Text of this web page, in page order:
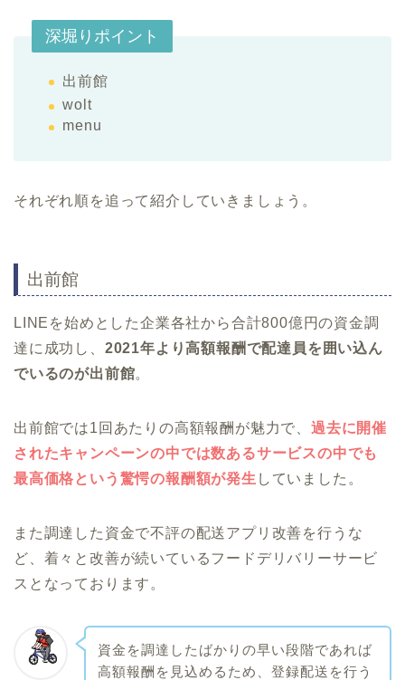
深堀りポイント
出前館
wolt
menu
それぞれ順を追って紹介していきましょう。
出前館
LINEを始めとした企業各社から合計800億円の資金調
達に成功し、 2021年より高額報酬で配達員を囲い込ん
でいるのが出前館。
出前館では1回あたりの高額報酬が魅力で、 過去に開催
されたキャンペーンの中では数あるサービスの中でも
最高価格という驚愕の報酬額が発生 していました。
また調達した資金で不評の配送アプリ改善を行うな
ど、着々と改善が続いているフードデリバリーサービ
スとなっております。
資金を調達したばかりの早い段階であれば
高額報酬を見込めるため、登録配送を行う